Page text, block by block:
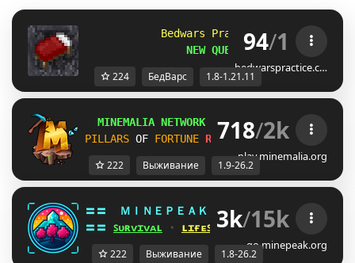
Bedwars Practice [1.8-1.21.11]
NEW QUESTS!94/1
bedwarspractice.c…
224 БедВарс 1.8-1.21.11
MINEMALIA NETWORK 1.9-26.2 |
SUMMER
PILLARS OF FORTUNE RELEASE! SURVIVAL
718/2k
play.minemalia.org
222 Выживание 1.9-26.2
〓〓 ＭＩＮＥＰＥＡＫ ¤ 1.8 - 26.2
〓〓 ꜱᴜʀᴠɪᴠᴀʟ ⋆ ʟɪғᴇꜱᴛᴇᴀʟ ⋆ ʙᴇᴅᴡᴀʀꜱ ⋆
3k/15k
go.minepeak.org
222 Выживание 1.8-26.2